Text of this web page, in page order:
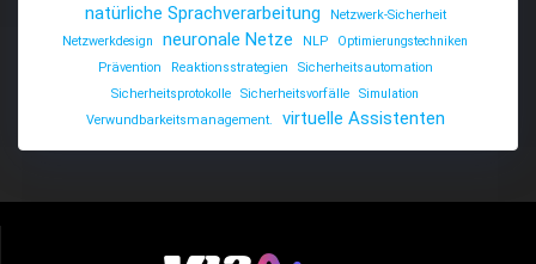
natürliche Sprachverarbeitung
Netzwerk-Sicherheit
Netzwerkdesign
neuronale Netze NLP
Optimierungstechniken
Prävention
Reaktionsstrategien
Sicherheitsautomation
Sicherheitsprotokolle
Sicherheitsvorfälle
Simulation
Verwundbarkeitsmanagement.
virtuelle Assistenten